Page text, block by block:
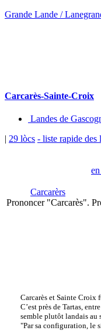
Grande Lande /
Carcarès-Sainte-Croix
Landes de
| 29 lòcs - liste rapide des
Carcarèrs
Prononcer "Carcarès".
Carcarès et Sainte Croix
C’est près de Tartas,
semble plutôt landais au
"Par sa configuration, le